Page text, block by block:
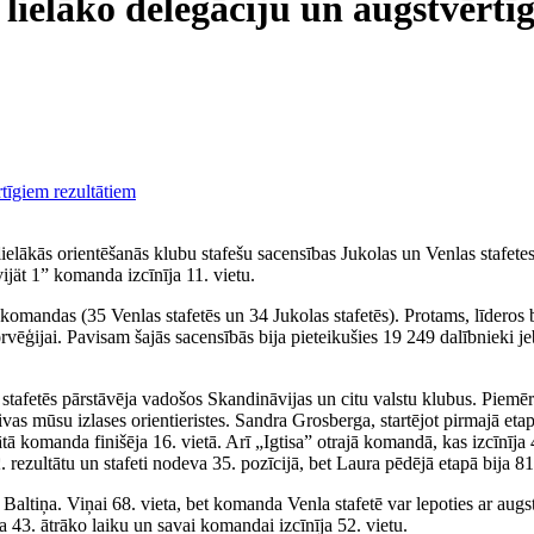
delegāciju un
orientēšanās klubu stafešu sacensības Jukolas un Venlas
1” komanda izcīnīja 11. vietu.
(35 Venlas stafetēs un 34 Jukolas stafetēs). Protams,
Pavisam šajās sacensībās bija pieteikušies 19 249 dalībnieki
pārstāvēja vadošos Skandināvijas un citu valstu klubus.
mūsu izlases orientieristes. Sandra Grosberga, startējot pirmajā
komanda finišēja 16. vietā. Arī „Igtisa” otrajā komandā, kas
un stafeti nodeva 35. pozīcijā, bet Laura pēdējā etapā bija
Viņai 68. vieta, bet komanda Venla stafetē var lepoties ar
43. ātrāko laiku un savai komandai izcīnīja 52. vietu.